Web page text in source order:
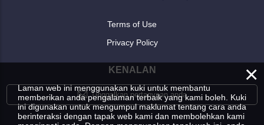
Terms of Use
Privacy Policy
KENALAN
Tinggalkan pertanyaan anda
×
Laman web ini menggunakan kuki untuk membantu
memberikan anda pengalaman terbaik yang kami boleh. Kuki
ini digunakan untuk mengumpul maklumat tentang cara anda
berinteraksi dengan tapak web kami dan membolehkan kami